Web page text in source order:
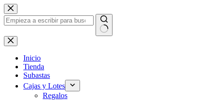
Saltar
al
contenido
Sin
resultados
Inicio
Tienda
Subastas
Cajas y Lotes
Regalos